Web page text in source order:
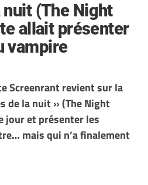
nuit (The Night
allait présenter
vampire
Screenrant revient sur la
de la nuit » (The Night
jour et présenter les
mais qui n’a finalement